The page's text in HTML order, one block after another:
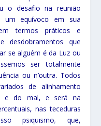
o desafio na reunião
um equívoco em sua
termos práticos e
desdobramentos que
se alguém é da Luz ou
ser totalmente
ou n’outra. Todos
de alinhamento
e do mal, e será na
nas teceduras
psiquismo, que,